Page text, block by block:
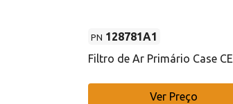
PN 128781A1
Filtro de Ar Primário Case CE
Ver Preço